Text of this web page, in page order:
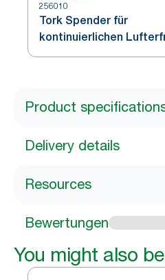
256010
Tork Spender für
kontinuierlichen
Product
Delivery details
Resources
Bewertungen
You might also